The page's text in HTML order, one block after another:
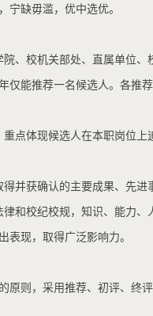
宁缺毋滥，优中选优。
、校机关部处、直属单位
能推荐一名候选人。各推
点体现候选人在本职岗位
并获确认的主要成果、先进
和校纪校规，知识、能力
表现，取得广泛影响力。
原则，采用推荐、初评、终